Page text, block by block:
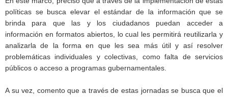
políticas se busca elevar el estándar de la información que se
brinda para que las y los ciudadanos puedan acceder a
información en formatos abiertos, lo cual les permitirá reutilizarla y
analizarla de la forma en que les sea más útil y así resolver
problemáticas individuales y colectivas, como falta de servicios
públicos o acceso a programas gubernamentales.
A su vez, comento que a través de estas jornadas se busca que el